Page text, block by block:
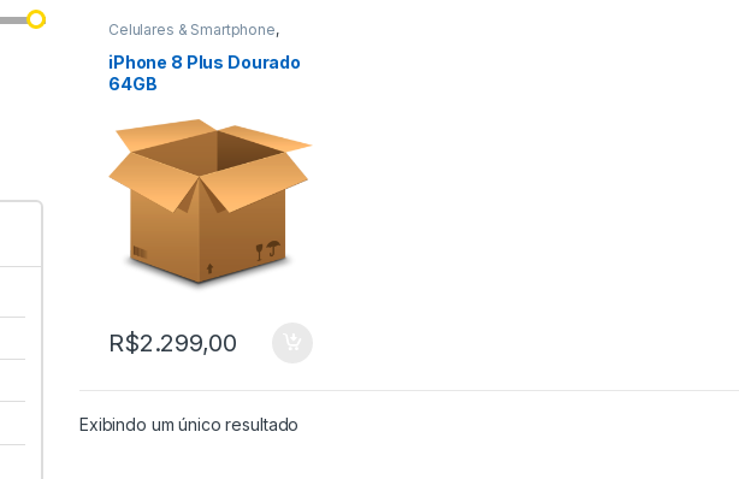
Celulares & Smartphone,
iPhone 8 Plus Dourado
64GB
R$2.299,00
Exibindo um único resultado